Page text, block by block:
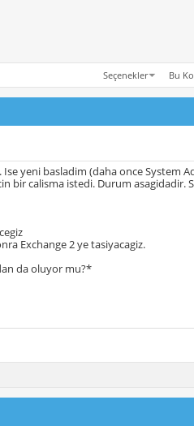
Seçenekler Bu
yeni basladim (daha once System
bir calisma istedi. Durum asagidadir.
Exchange 2 ye tasiyacagiz.
da oluyor mu?*